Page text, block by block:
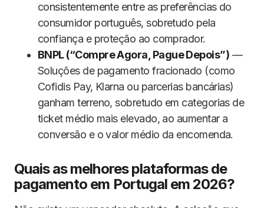
consistentemente entre as preferências do
consumidor português, sobretudo pela
confiança e proteção ao comprador.
BNPL (“Compre Agora, Pague Depois”) —
Soluções de pagamento fracionado (como
Cofidis Pay, Klarna ou parcerias bancárias)
ganham terreno, sobretudo em categorias de
ticket médio mais elevado, ao aumentar a
conversão e o valor médio da encomenda.
Quais as melhores plataformas de
pagamento em Portugal em 2026?